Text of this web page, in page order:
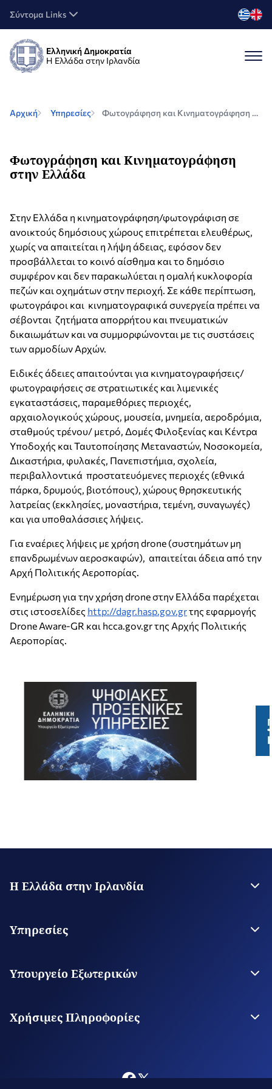
Σύντομα Links
Ελληνική Δημοκρατία
Η Ελλάδα στην Ιρλανδία
Αρχική Υπηρεσίες Φωτογράφηση και Κινηματογράφηση στην Ελλάδα
Φωτογράφηση και Κινηματογράφηση
στην Ελλάδα
Στην Ελλάδα η κινηματογράφηση/φωτογράφιση σε
ανοικτούς δημόσιους χώρους επιτρέπεται ελευθέρως,
χωρίς να απαιτείται η λήψη άδειας, εφόσον δεν
προσβάλλεται το κοινό αίσθημα και το δημόσιο
συμφέρον και δεν παρακωλύεται η ομαλή κυκλοφορία
πεζών και οχημάτων στην περιοχή. Σε κάθε περίπτωση,
φωτογράφοι και κινηματογραφικά συνεργεία πρέπει να
σέβονται ζητήματα απορρήτου και πνευματικών
δικαιωμάτων και να συμμορφώνονται με τις συστάσεις
των αρμοδίων Αρχών.
Ειδικές άδειες απαιτούνται για κινηματογραφήσεις/
φωτογραφήσεις σε στρατιωτικές και λιμενικές
εγκαταστάσεις, παραμεθόριες περιοχές,
αρχαιολογικούς χώρους, μουσεία, μνημεία, αεροδρόμια,
σταθμούς τρένου/ μετρό, Δομές Φιλοξενίας και Κέντρα
Υποδοχής και Ταυτοποίησης Μεταναστών, Νοσοκομεία,
Δικαστήρια, φυλακές, Πανεπιστήμια, σχολεία,
περιβαλλοντικά προστατευόμενες περιοχές (εθνικά
πάρκα, δρυμούς, βιοτόπους), χώρους θρησκευτικής
λατρείας (εκκλησίες, μοναστήρια, τεμένη, συναγωγές)
και για υποθαλάσσιες λήψεις.
Για εναέριες λήψεις με χρήση drone (συστημάτων μη
επανδρωμένων αεροσκαφών), απαιτείται άδεια από την
Αρχή Πολιτικής Αεροπορίας.
Ενημέρωση για την χρήση drone στην Ελλάδα παρέχεται
στις ιστοσελίδες http://dagr.hasp.gov.grτης εφαρμογής
Drone Aware-GR και hcca.gov.gr της Αρχής Πολιτικής
Αεροπορίας.
Η Ελλάδα στην Ιρλανδία
Επικοινωνία
Υπηρεσίες
Υπηρεσίες για τον Πολίτη
Ψηφιακές Προξενικές Υπηρεσίες
Υπουργείο Εξωτερικών
Οι Αρχές μας στον Κόσμο
Χρήσιμες Πληροφορίες